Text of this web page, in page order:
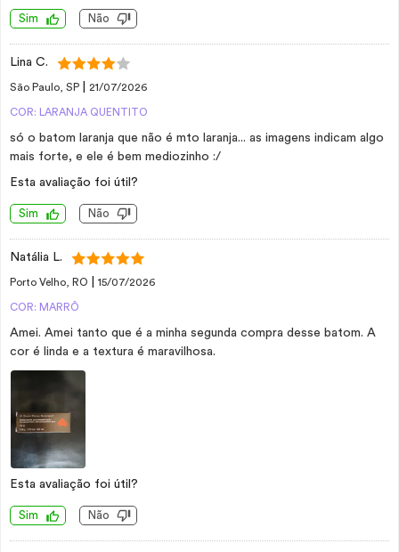
Sim Não
Lina C.
São Paulo, SP 21/07/2026
COR: LARANJA QUENTITO
só o batom laranja que não é mto laranja... as imagens indicam algo
mais forte, e ele é bem mediozinho :/
Esta avaliação foi útil?
Sim Não
Natália L.
Porto Velho, RO 15/07/2026
COR: MARRÔ
Amei. Amei tanto que é a minha segunda compra desse batom. A
cor é linda e a textura é maravilhosa.
Esta avaliação foi útil?
Sim Não